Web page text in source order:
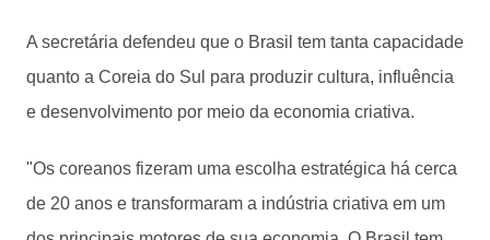
A secretária defendeu que o Brasil tem tanta capacidade
quanto a Coreia do Sul para produzir cultura, influência
e desenvolvimento por meio da economia criativa.
"Os coreanos fizeram uma escolha estratégica há cerca
de 20 anos e transformaram a indústria criativa em um